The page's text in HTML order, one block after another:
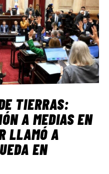
TIERRAS:
A MEDIAS EN
LLAMÓ A
EN